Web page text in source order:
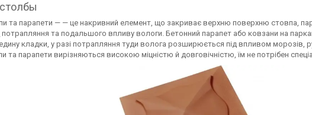
та парапети — — це накривний елемент, що закриває верхню поверхню стовпа,
потрапляння та подальшого впливу вологи. Бетонний парапет або ковзани на
кладки, у разі потрапляння туди волога розширюється під впливом морозів,
та парапети вирізняються високою міцністю й довговічністю, їм не потрібен